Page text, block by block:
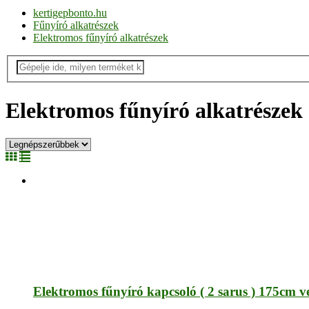
kertigepbonto.hu
Fűnyíró alkatrészek
Elektromos fűnyíró alkatrészek
Elektromos fűnyíró alkatrészek
Elektromos fűnyíró kapcsoló ( 2 sarus ) 175cm